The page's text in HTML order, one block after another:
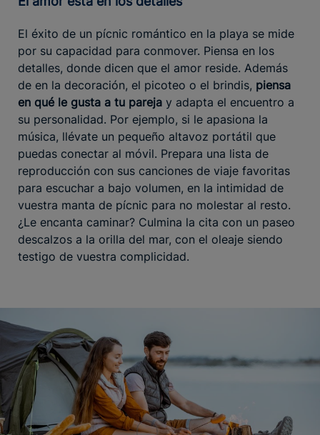
El éxito de un pícnic romántico en la playa se mide
por su capacidad para conmover. Piensa en los
detalles, donde dicen que el amor reside. Además
de en la decoración, el picoteo o el brindis, piensa
en qué le gusta a tu pareja y adapta el encuentro a
su personalidad. Por ejemplo, si le apasiona la
música, llévate un pequeño altavoz portátil que
puedas conectar al móvil. Prepara una lista de
reproducción con sus canciones de viaje favoritas
para escuchar a bajo volumen, en la intimidad de
vuestra manta de pícnic para no molestar al resto.
¿Le encanta caminar? Culmina la cita con un paseo
descalzos a la orilla del mar, con el oleaje siendo
testigo de vuestra complicidad.